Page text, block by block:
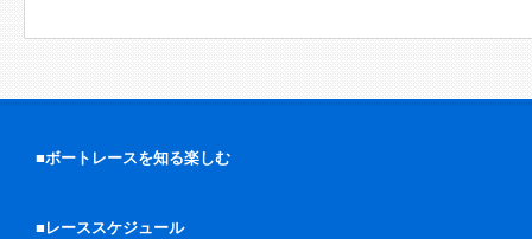
■ボートレースを知る楽しむ
■レーススケジュール